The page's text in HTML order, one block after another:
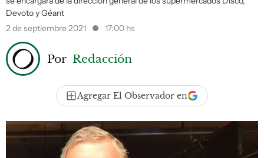
Devoto y Géant
2 de septiembre 2021
17:00 hs
Por Redacción
Agregar El Observador en